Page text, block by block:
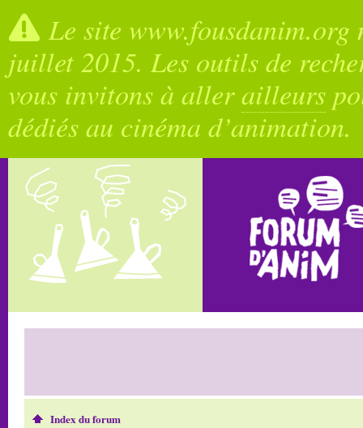
Le site
juillet 2015. Les outils de
vous invitons à allerailleurs
dédiés au cinéma d’animation.
Index du forum